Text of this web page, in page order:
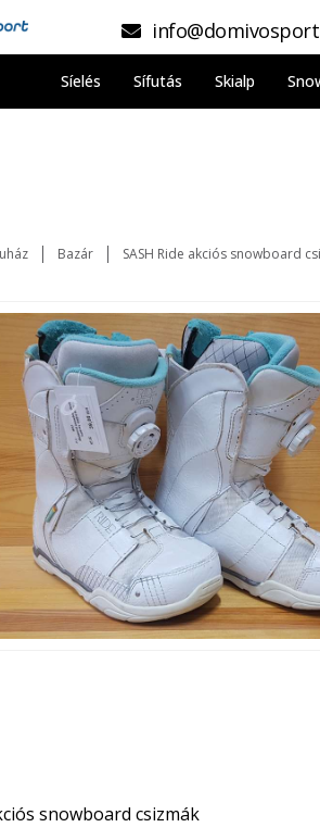
Síelés Sífutás Skialp
Bazár SASH Ride akciós snowboard
snowboard csizmák